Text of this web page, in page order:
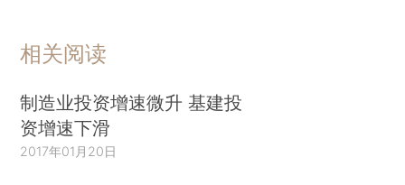
相关阅读
制造业投资增速微升 基建投
资增速下滑
2017年01月20日